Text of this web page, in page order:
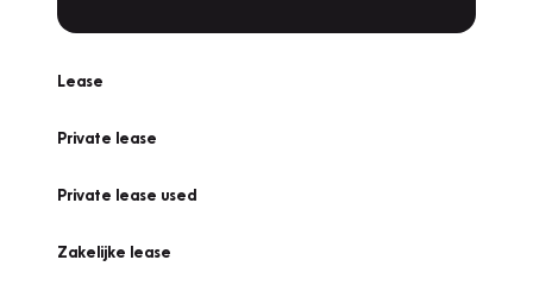
Lease
Private lease
Private lease used
Zakelijke lease